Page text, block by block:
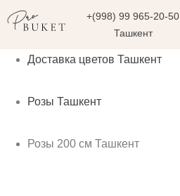
+(998) 99 965-20-50
Ташкент
Доставка цветов Ташкент
Розы Ташкент
Розы 200 см Ташкент